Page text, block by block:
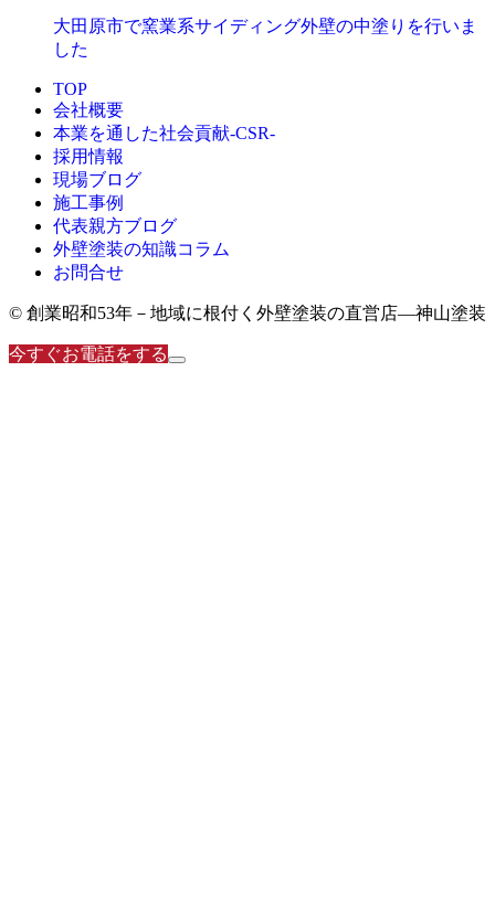
大田原市で窯業系サイディング外壁の中塗りを行いま
した
TOP
会社概要
本業を通した社会貢献-CSR-
採用情報
現場ブログ
施工事例
代表親方ブログ
外壁塗装の知識コラム
お問合せ
© 創業昭和53年－地域に根付く外壁塗装の直営店―神山塗装
今すぐお電話をする